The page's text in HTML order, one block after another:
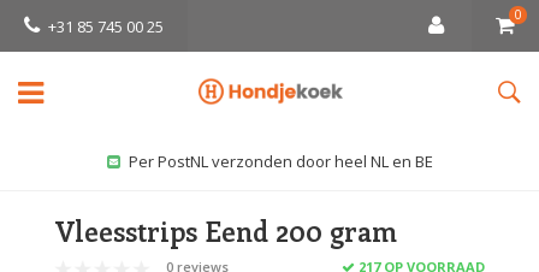
+31 85 745 00 25
0
Per PostNL verzonden door heel NL en BE
Vleesstrips Eend 200 gram
0 reviews 217 OP VOORRAAD